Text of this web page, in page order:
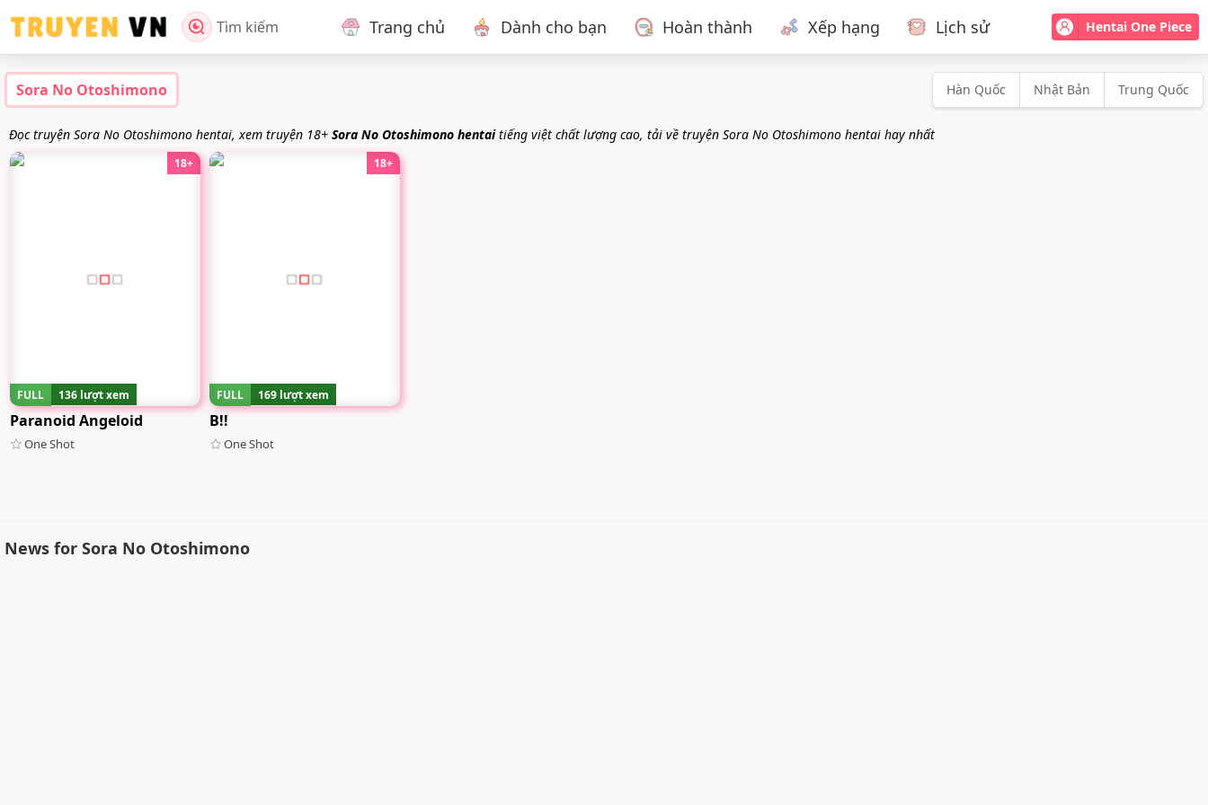
Tìm kiếm Hentai One Piece
Trang chủ Dành cho bạn Hoàn thành Xếp hạng Lịch sử
Sora No Otoshimono Hàn Quốc Nhật Bản Trung Quốc
Đọc truyện Sora No Otoshimono hentai, xem truyện 18+ Sora No Otoshimono hentaitiếng việt chất lượng cao, tải về truyện Sora No Otoshimono hentai hay nhất
18+
FULL 136 lượt xem
Paranoid Angeloid
One Shot
18+
FULL 169 lượt xem
Β!!
One Shot
News for Sora No Otoshimono